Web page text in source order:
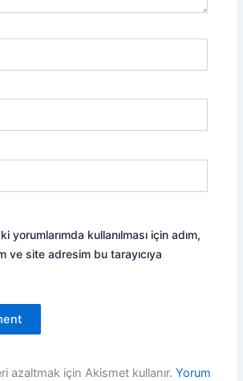
yorumlarımda kullanılması için adım,
ve site adresim bu tarayıcıya
azaltmak için Akismet kullanır. Yorum